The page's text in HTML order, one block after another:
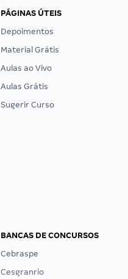
PÁGINAS ÚTEIS
Depoimentos
Material Grátis
Aulas ao Vivo
Aulas Grátis
Sugerir Curso
BANCAS DE CONCURSOS
Cebraspe
Cesgranrio